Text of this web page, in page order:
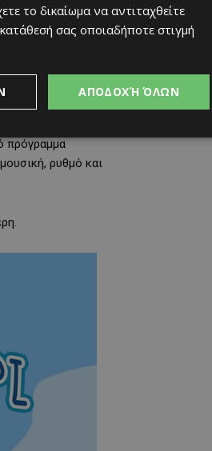
πρόγραμμα
ρυθμό και
το δικαίωμα να αντιταχθείτε
σας οποιαδήποτε στιγμή
ΑΠΟΔΟΧΉ ΌΛΩΝ